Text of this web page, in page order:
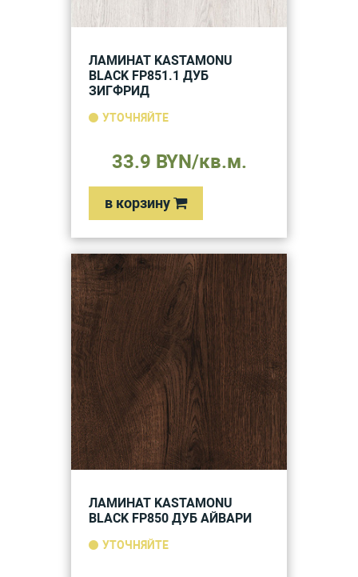
ЛАМИНАТ KASTAMONU
BLACK FP851.1 ДУБ
ЗИГФРИД
УТОЧНЯЙТЕ
33.9 BYN/кв.м.
в корзину
ЛАМИНАТ KASTAMONU
BLACK FP850 ДУБ АЙВАРИ
УТОЧНЯЙТЕ